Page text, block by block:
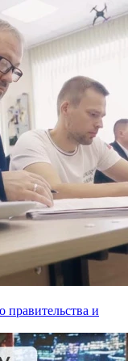
правительства и